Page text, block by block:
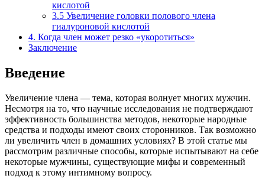
кислотой
3.5 Увеличение головки полового члена
гиалуроновой кислотой
4. Когда член может резко «укоротиться»
Заключение
Введение
Увеличение члена — тема, которая волнует многих мужчин.
Несмотря на то, что научные исследования не подтверждают
эффективность большинства методов, некоторые народные
средства и подходы имеют своих сторонников. Так возможно
ли увеличить член в домашних условиях? В этой статье мы
рассмотрим различные способы, которые испытывают на себе
некоторые мужчины, существующие мифы и современный
подход к этому интимному вопросу.